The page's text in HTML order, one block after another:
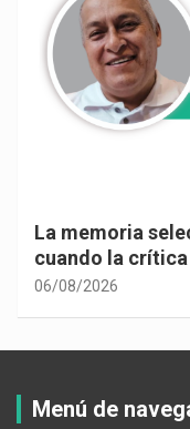
La memoria
cuando la
06/08/2026
Menú de